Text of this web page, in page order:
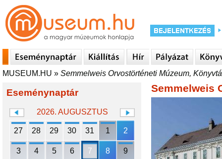
MUSEUM.HU » Semmelweis Orvostörténeti Múzeum,
Eseménynaptár
2026. AUGUSZTUS
27 28 29 30 31 1 2
3 4 5 6 7 8 9
Semmelweis